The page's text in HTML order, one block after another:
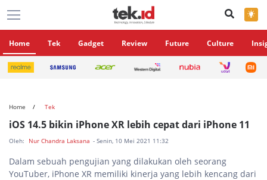
×
Home Tek Gadget Review Future Culture
Home Tek
iOS 14.5 bikin iPhone XR lebih cepat dari iPhone 11
Oleh: Nur Chandra Laksana - Senin, 10 Mei 2021 11:32
Dalam sebuah pengujian yang dilakukan oleh seorang
YouTuber, iPhone XR memiliki kinerja yang lebih kencang dari